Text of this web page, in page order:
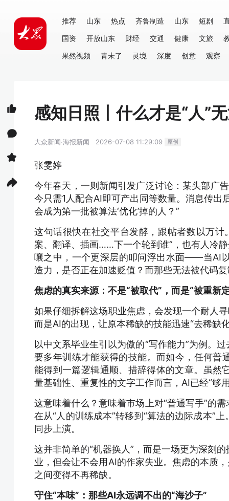
推荐 山东 热点 齐鲁制造 山东 短剧
国资
开放山东 财经 交通 健康 文旅
果然视频
青未了 灵境 深度 创意 观察
感知日照丨什么才是“人”
大众新闻·海报新闻 2026-07-08 11:29:09 原创
张雯婷
今年春天，一则新闻引发广泛讨论：某头部广
今只需1人配合AI即可产出同等数量。消息传出
会成为第一批被算法‘优化’掉的人？”
这句话很快在社交平台发酵，跟帖者数以万计
案、翻译、插画……下一个轮到谁”，也有人冷
嚷之中，一个更深层的叩问浮出水面——当AI
造力，是否正在加速贬值？而那些无法被代码
焦虑的真实来源：不是“被取代”，而是“被重新
如果仔细拆解这场职业焦虑，会发现一个耐人
而是AI的出现，让原本稀缺的技能迅速“去稀缺
以中文系毕业生引以为傲的“写作能力”为例。
要多年训练才能获得的技能。而如今，任何普
能得到一篇逻辑通顺、措辞得体的文章。虽然
量基础性、重复性的文字工作而言，AI已经“够
这意味着什么？意味着市场上对“普通写手”的
在从“人的训练成本”转移到“算法的边际成本”
同步上演。
这并非简单的“机器换人”，而是一场更为深刻
业，但会让不会用AI的作家失业。焦虑的本质
之间变得不再稀缺。
守住“本味”：那些AI永远调不出的“海沙子”